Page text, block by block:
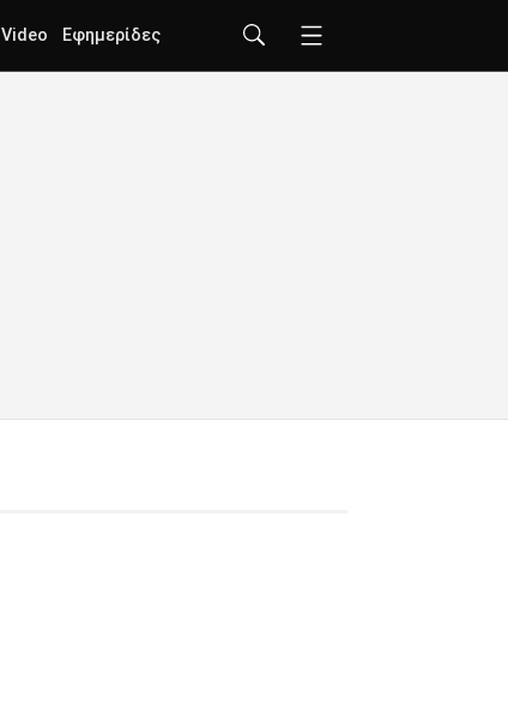
Video Εφημερίδες